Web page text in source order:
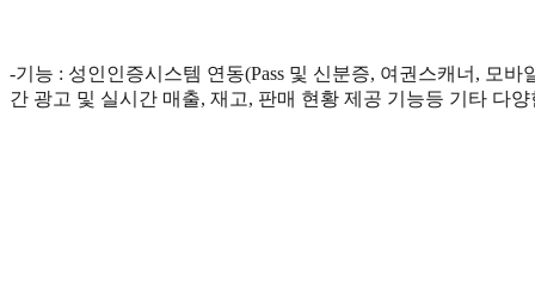
-기능 : 성인인증시스템 연동(Pass 및 신분증, 여권스캐너, 모바
간 광고 및 실시간 매출, 재고, 판매 현황 제공 기능등 기타 다